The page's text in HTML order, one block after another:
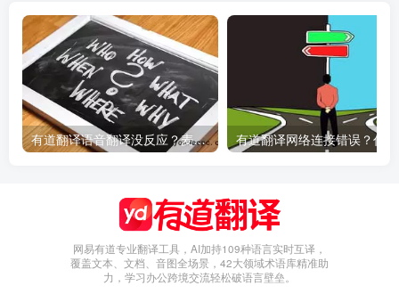
有道翻译语音翻译没反应？麦克风权限设置指南
网易有道专业翻译工具，AI加持109种语言实时互译，
覆盖文本、文档、音图全场景，42大领域术语库精准助
力，学习办公跨境交流轻松破语言壁垒。